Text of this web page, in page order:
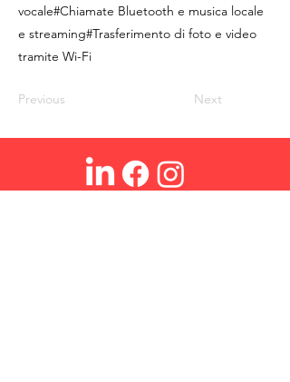
vocale#Chiamate Bluetooth e musica locale
e streaming#Trasferimento di foto e video
tramite Wi-Fi
Previous Next